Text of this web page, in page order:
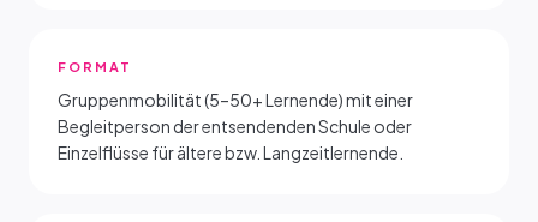
FORMAT
Gruppenmobilität (5–50+ Lernende) mit einer
Begleitperson der entsendenden Schule oder
Einzelflüsse für ältere bzw. Langzeitlernende.